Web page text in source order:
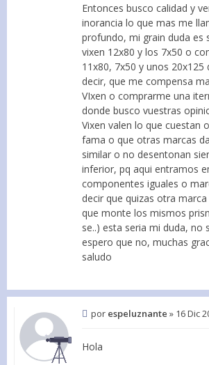
Entonces busco calidad y
inorancia lo que mas me
profundo, mi grain duda es
vixen 12x80 y los 7x50 o
11x80, 7x50 y unos
decir, que me compensa
VIxen o comprarme una
donde busco vuestras
Vixen valen lo que cuestan
fama o que otras marcas
similar o no desentonan
inferior, pq aqui entramos
componentes iguales o
decir que quizas otra
que monte los mismos
se..) esta seria mi duda, no
espero que no, muchas
saludo
por espeluznante » 16 Dic
Hola